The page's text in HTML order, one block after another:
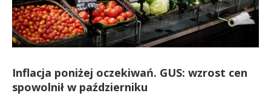
Inflacja poniżej oczekiwań. GUS: wzrost cen
spowolnił w październiku